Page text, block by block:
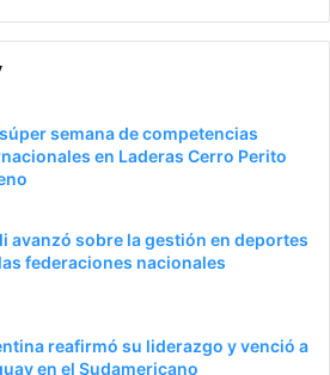
semana de competencias
en Laderas Cerro Perito
avanzó sobre la gestión en deportes
federaciones nacionales
reafirmó su liderazgo y venció a
en el Sudamericano